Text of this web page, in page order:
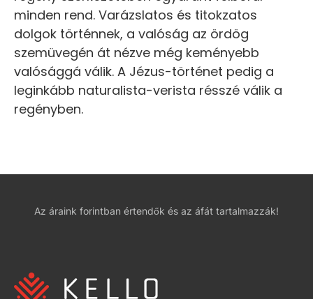
minden rend. Varázslatos és titokzatos
dolgok történnek, a valóság az ördög
szemüvegén át nézve még keményebb
valósággá válik. A Jézus-történet pedig a
leginkább naturalista-verista résszé válik a
regényben.
Az áraink forintban értendők és az áfát tartalmazzák!